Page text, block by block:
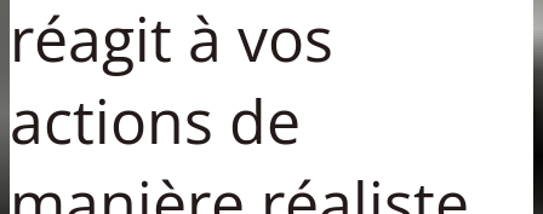
réagit à vos
actions de